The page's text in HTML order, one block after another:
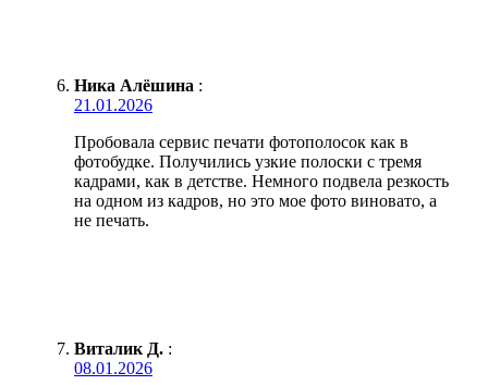
Ника Алёшина :
21.01.2026
Пробовала сервис печати фотополосок как в
фотобудке. Получились узкие полоски с тремя
кадрами, как в детстве. Немного подвела резкость
на одном из кадров, но это мое фото виновато, а
не печать.
Виталик Д. :
08.01.2026